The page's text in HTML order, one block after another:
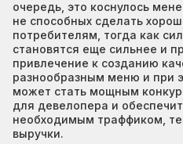
очередь, это коснулось
не способных сделать
потребителям, тогда как
становятся еще сильнее и
привлечение к созданию
разнообразным меню и при
может стать мощным
для девелопера и
необходимым траффиком,
выручки.